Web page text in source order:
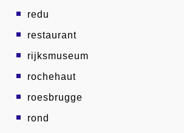
redu
restaurant
rijksmuseum
rochehaut
roesbrugge
rond